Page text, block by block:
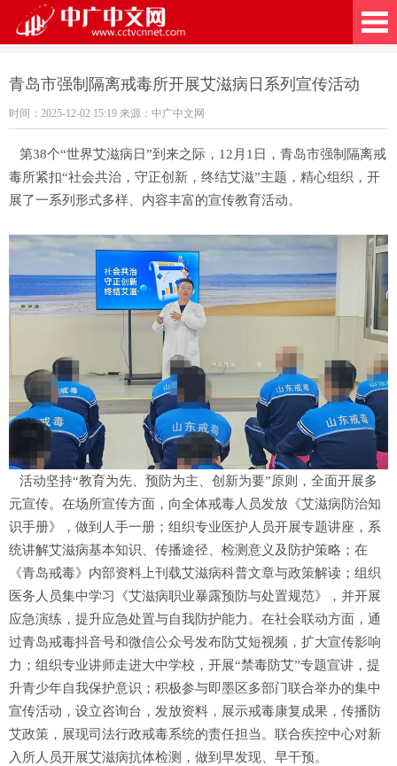
青岛市强制隔离戒毒所开展艾滋病日系列宣传活动
时间：2025-12-02 15:19 来源：中广中文网
第38个“世界艾滋病日”到来之际，12月1日，青岛市强制隔离戒
毒所紧扣“社会共治，守正创新，终结艾滋”主题，精心组织，开
展了一系列形式多样、内容丰富的宣传教育活动。
活动坚持“教育为先、预防为主、创新为要”原则，全面开展多
元宣传。在场所宣传方面，向全体戒毒人员发放《艾滋病防治知
识手册》，做到人手一册；组织专业医护人员开展专题讲座，系
统讲解艾滋病基本知识、传播途径、检测意义及防护策略；在
《青岛戒毒》内部资料上刊载艾滋病科普文章与政策解读；组织
医务人员集中学习《艾滋病职业暴露预防与处置规范》，并开展
应急演练，提升应急处置与自我防护能力。在社会联动方面，通
过青岛戒毒抖音号和微信公众号发布防艾短视频，扩大宣传影响
力；组织专业讲师走进大中学校，开展“禁毒防艾”专题宣讲，提
升青少年自我保护意识；积极参与即墨区多部门联合举办的集中
宣传活动，设立咨询台，发放资料，展示戒毒康复成果，传播防
艾政策，展现司法行政戒毒系统的责任担当。联合疾控中心对新
入所人员开展艾滋病抗体检测，做到早发现、早干预。